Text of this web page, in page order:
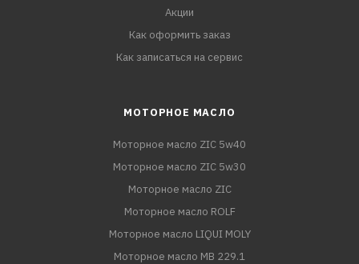
Акции
Как оформить заказ
Как записаться на сервис
МОТОРНОЕ МАСЛО
Моторное масло ZIC 5w40
Моторное масло ZIC 5w30
Моторное масло ZIC
Моторное масло ROLF
Моторное масло LIQUI MOLY
Моторное масло MB 229.1